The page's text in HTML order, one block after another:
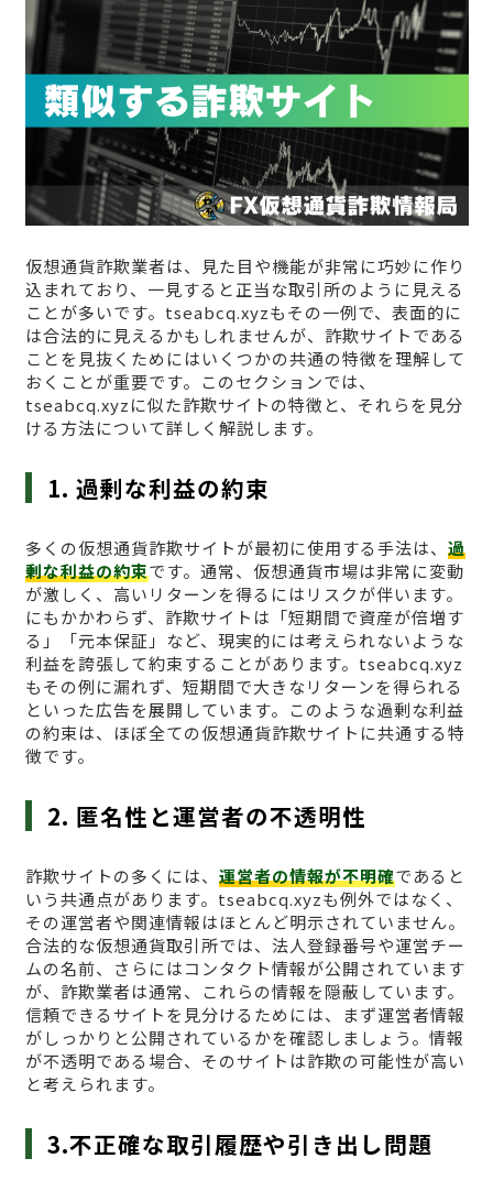
仮想通貨詐欺業者は、見た目や機能が非常に巧妙に作り
込まれており、一見すると正当な取引所のように見える
ことが多いです。tseabcq.xyzもその一例で、表面的に
は合法的に見えるかもしれませんが、詐欺サイトである
ことを見抜くためにはいくつかの共通の特徴を理解して
おくことが重要です。このセクションでは、
tseabcq.xyzに似た詐欺サイトの特徴と、それらを見分
ける方法について詳しく解説します。
1. 過剰な利益の約束
多くの仮想通貨詐欺サイトが最初に使用する手法は、 過
剰な利益の約束です。通常、仮想通貨市場は非常に変動
が激しく、高いリターンを得るにはリスクが伴います。
にもかかわらず、詐欺サイトは「短期間で資産が倍増す
る」「元本保証」など、現実的には考えられないような
利益を誇張して約束することがあります。tseabcq.xyz
もその例に漏れず、短期間で大きなリターンを得られる
といった広告を展開しています。このような過剰な利益
の約束は、ほぼ全ての仮想通貨詐欺サイトに共通する特
徴です。
2. 匿名性と運営者の不透明性
詐欺サイトの多くには、 運営者の情報が不明確であると
いう共通点があります。tseabcq.xyzも例外ではなく、
その運営者や関連情報はほとんど明示されていません。
合法的な仮想通貨取引所では、法人登録番号や運営チー
ムの名前、さらにはコンタクト情報が公開されています
が、詐欺業者は通常、これらの情報を隠蔽しています。
信頼できるサイトを見分けるためには、まず運営者情報
がしっかりと公開されているかを確認しましょう。情報
が不透明である場合、そのサイトは詐欺の可能性が高い
と考えられます。
3.不正確な取引履歴や引き出し問題